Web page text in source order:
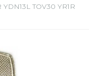
TOV30 YR1R